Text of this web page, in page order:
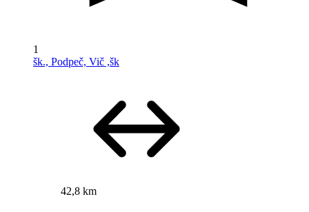
1
šk., Podpeč, Vič ,šk
42,8 km